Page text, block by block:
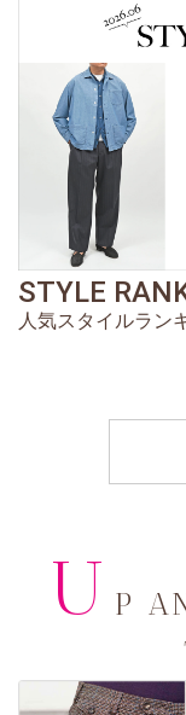
STYLE
人気スタイルラン
U P